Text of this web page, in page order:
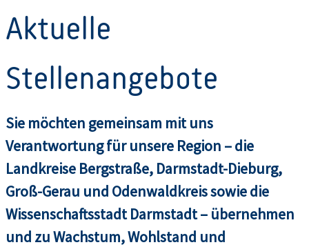
Aktuelle
Stellenangebote
Sie möchten gemeinsam mit uns
Verantwortung für unsere Region – die
Landkreise Bergstraße, Darmstadt-Dieburg,
Groß-Gerau und Odenwaldkreis sowie die
Wissenschaftsstadt Darmstadt – übernehmen
und zu Wachstum, Wohlstand und